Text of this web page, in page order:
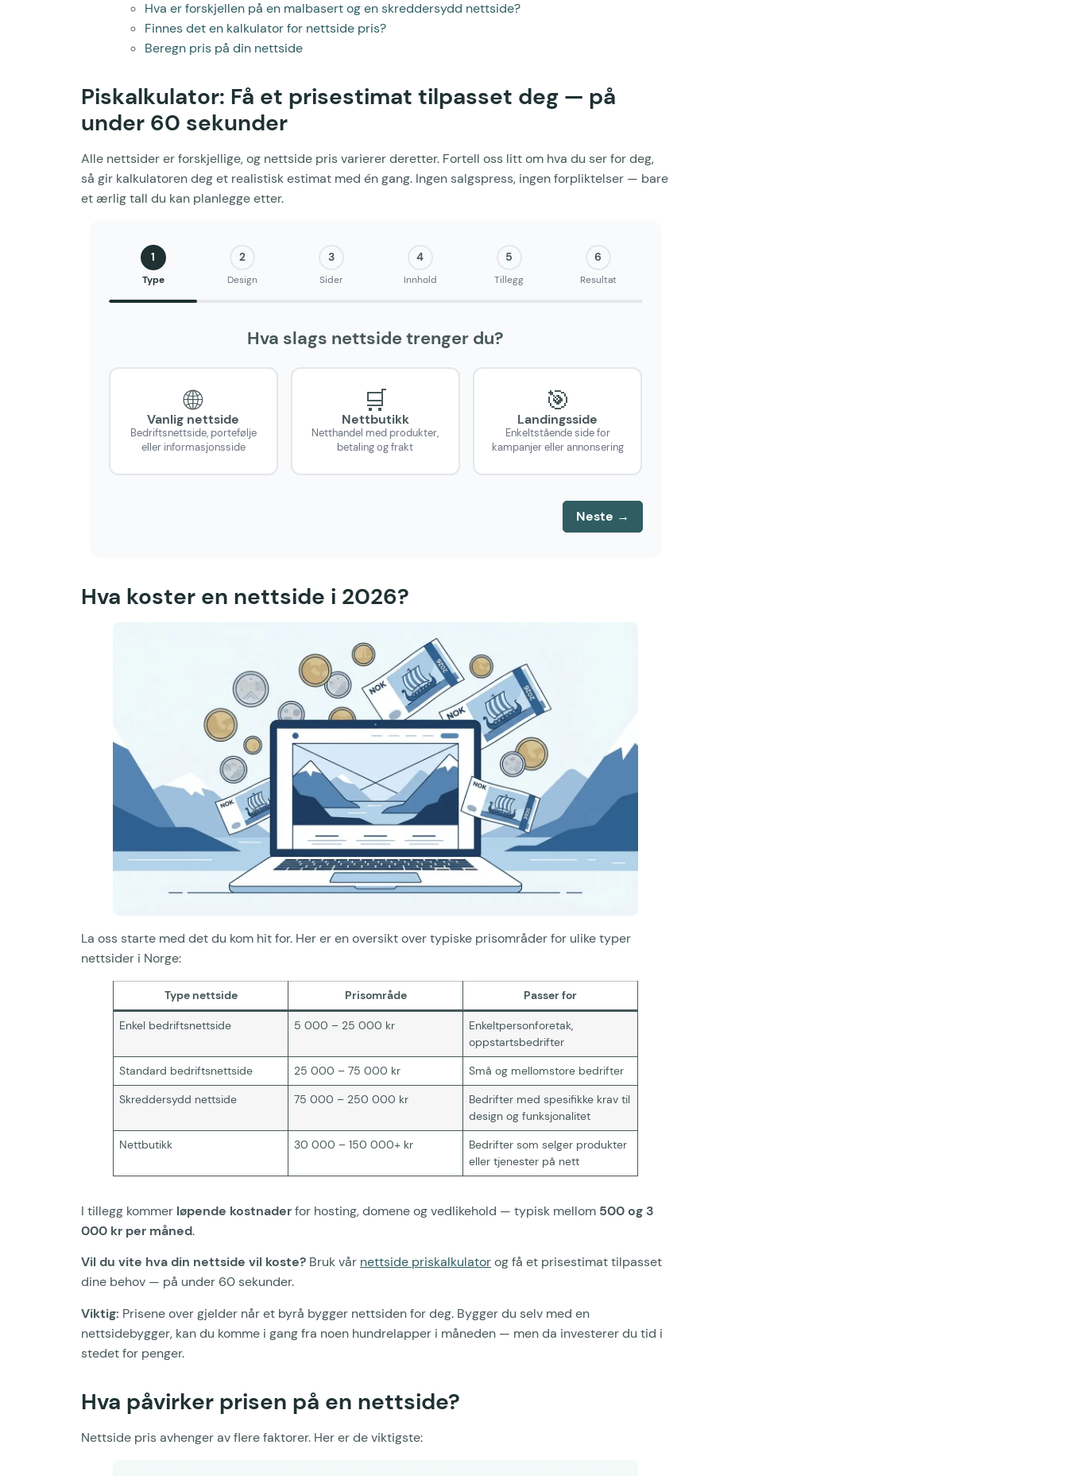
Hva er forskjellen på en malbasert og en skreddersydd nettside?
Finnes det en kalkulator for nettside pris?
Beregn pris på din nettside
Piskalkulator: Få et prisestimat tilpasset deg — på
under 60 sekunder
Alle nettsider er forskjellige, og nettside pris varierer deretter. Fortell oss litt om hva du ser for deg,
så gir kalkulatoren deg et realistisk estimat med én gang. Ingen salgspress, ingen forpliktelser — bare
et ærlig tall du kan planlegge etter.
1
Type
2
Design
3
Sider
4
Innhold
5
Tillegg
6
Resultat
Hva slags nettside trenger du?
🌐
Vanlig nettside
Bedriftsnettside, portefølje
eller informasjonsside
🛒
Nettbutikk
Netthandel med produkter,
betaling og frakt
🎯
Landingsside
Enkeltstående side for
kampanjer eller annonsering
Neste →
Hva koster en nettside i 2026?
La oss starte med det du kom hit for. Her er en oversikt over typiske prisområder for ulike typer
nettsider i Norge:
Type nettside Prisområde Passer for
Enkel bedriftsnettside 5 000 – 25 000 kr
Enkeltpersonforetak,
oppstartsbedrifter
Standard bedriftsnettside
25 000 – 75 000 kr
Små og mellomstore bedrifter
Skreddersydd nettside
75 000 – 250 000 kr
Bedrifter med spesifikke krav til
design og funksjonalitet
Nettbutikk
30 000 – 150 000+ kr
Bedrifter som selger produkter
eller tjenester på nett
I tillegg kommer løpende kostnaderfor hosting, domene og vedlikehold — typisk mellom 500 og 3
000 kr per måned.
Vil du vite hva din nettside vil koste? Bruk vår nettside priskalkulatorog få et prisestimat tilpasset
dine behov — på under 60 sekunder.
Viktig: Prisene over gjelder når et byrå bygger nettsiden for deg. Bygger du selv med en
nettsidebygger, kan du komme i gang fra noen hundrelapper i måneden — men da investerer du tid i
stedet for penger.
Hva påvirker prisen på en nettside?
Nettside pris avhenger av flere faktorer. Her er de viktigste: